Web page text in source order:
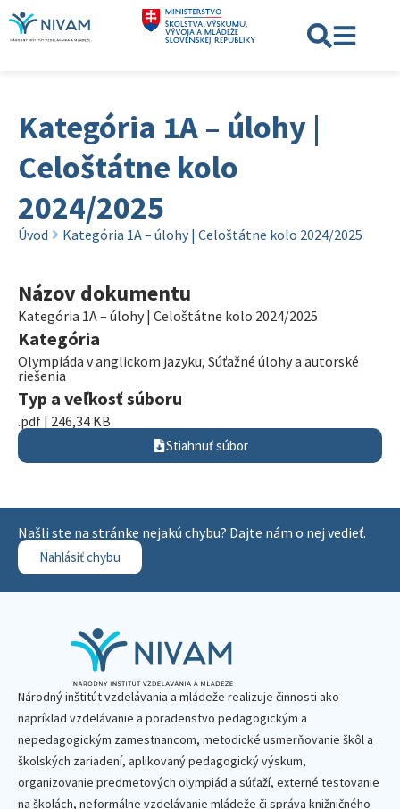
Kategória 1A – úlohy |
Celoštátne kolo
2024/2025
Úvod Kategória 1A – úlohy | Celoštátne kolo 2024/2025
Názov dokumentu
Kategória 1A – úlohy | Celoštátne kolo 2024/2025
Kategória
Olympiáda v anglickom jazyku, Súťažné úlohy a autorské
riešenia
Typ a veľkosť súboru
.pdf | 246,34 KB
Stiahnuť súbor
Našli ste na stránke nejakú chybu? Dajte nám o nej vedieť.
Nahlásiť chybu
Národný inštitút vzdelávania a mládeže realizuje činnosti ako
napríklad vzdelávanie a poradenstvo pedagogickým a
nepedagogickým zamestnancom, metodické usmerňovanie škôl a
školských zariadení, aplikovaný pedagogický výskum,
organizovanie predmetových olympiád a súťaží, externé testovanie
na školách, neformálne vzdelávanie mládeže či správa knižničného